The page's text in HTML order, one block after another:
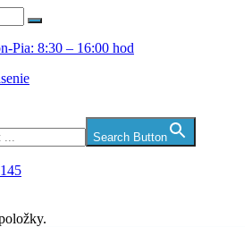
Pia: 8:30 – 16:00 hod
Search Button